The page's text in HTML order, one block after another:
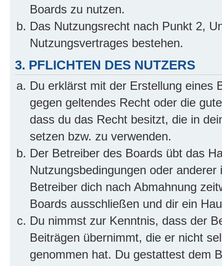
Boards zu nutzen.
Das Nutzungsrecht nach Punkt 2,
Nutzungsvertrages bestehen.
3. PFLICHTEN DES NUTZERS
Du erklärst mit der Erstellung eines
gegen geltendes Recht oder die
dass du das Recht besitzt, die in
setzen bzw. zu verwenden.
Der Betreiber des Boards übt das
Nutzungsbedingungen oder
Betreiber dich nach Abmahnung
Boards ausschließen und dir ein
Du nimmst zur Kenntnis, dass der
Beiträgen übernimmt, die er nicht
genommen hat. Du gestattest dem